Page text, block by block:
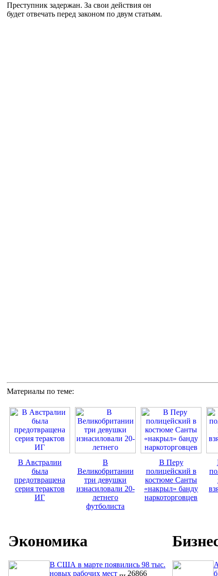
Преступник задержан. За свои действия он
будет отвечать перед законом по двум статьям.
Материалы по теме:
В Австралии
была
предотвращена
серия терактов
ИГ
В
Великобритании
три девушки
изнасиловали 20-
летнего
футболиста
В Перу
полицейский в
костюме Санты
«накрыл» банду
наркоторговцев
Экономика
В США в марте появились 98 тыс.
новых рабочих мест
26866